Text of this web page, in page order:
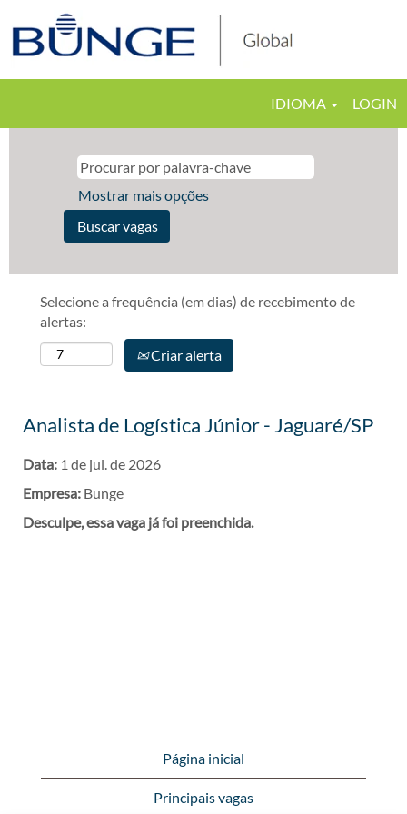
IDIOMA LOGIN
Mostrar mais opções
Selecione a frequência (em dias) de recebimento de
alertas:
Criar alerta
Analista de Logística Júnior - Jaguaré/SP
Data: 1 de jul. de 2026
Empresa: Bunge
Desculpe, essa vaga já foi preenchida.
Página inicial
Principais vagas